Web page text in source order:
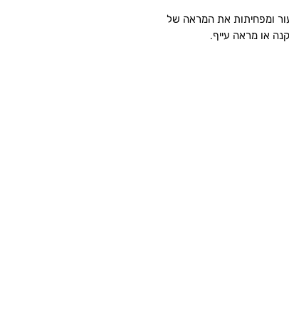
ומפחיתות את המראה של
או מראה עייף.